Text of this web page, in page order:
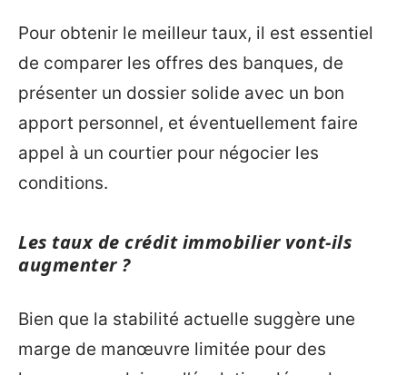
Pour obtenir le meilleur taux, il est essentiel
de comparer les offres des banques, de
présenter un dossier solide avec un bon
apport personnel, et éventuellement faire
appel à un courtier pour négocier les
conditions.
Les taux de crédit immobilier vont-ils
augmenter ?
Bien que la stabilité actuelle suggère une
marge de manœuvre limitée pour des